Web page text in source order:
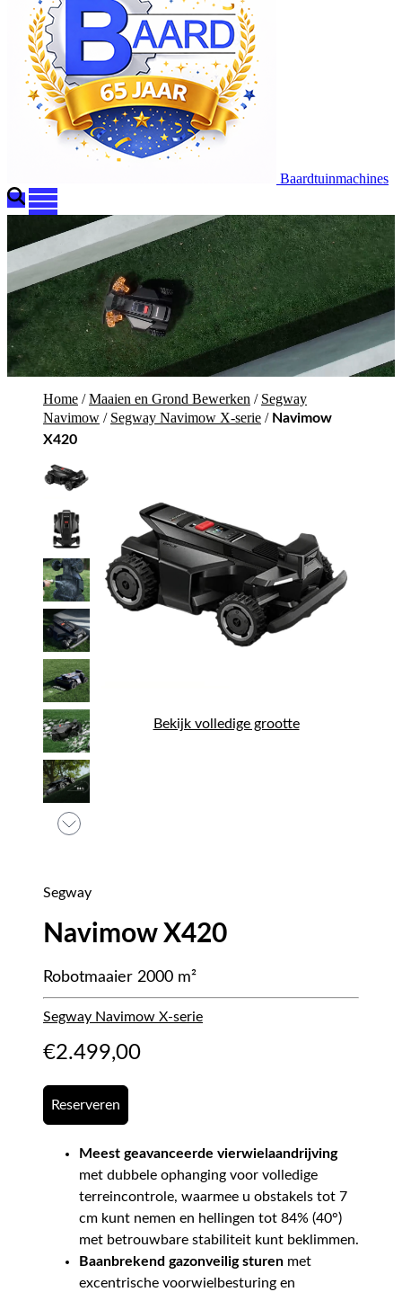
Baardtuinmachines
Home /Maaien en Grond Bewerken / Segway
Navimow / Segway Navimow X-serie / Navimow
X420
Bekijk volledige grootte
Segway
Navimow X420
Robotmaaier 2000 m²
Segway Navimow X-serie
€2.499,00
Reserveren
Meest geavanceerde vierwielaandrijving
met dubbele ophanging voor volledige
terreincontrole, waarmee u obstakels tot 7
cm kunt nemen en hellingen tot 84% (40°)
met betrouwbare stabiliteit kunt beklimmen.
Baanbrekend gazonveilig sturen met
excentrische voorwielbesturing en